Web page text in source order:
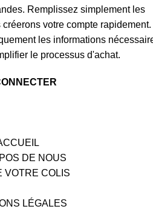
Remplissez simplement les
votre compte rapidement.
les informations
le processus d'achat.
DE NOUS
VOTRE COLIS
LÉGALES